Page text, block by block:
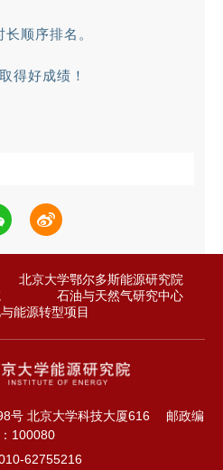
顺序排名。
得好成绩！
北京大学鄂尔多斯能源研究院
石油与天然气研究中心
能源转型项目
号 北京大学科技大厦616
邮政编
100080
62755216